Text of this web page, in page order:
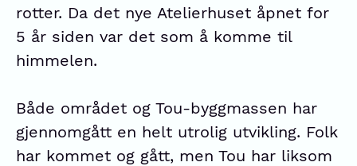
rotter. Da det nye Atelierhuset åpnet for
5 år siden var det som å komme til
himmelen.
Både området og Tou-byggmassen har
gjennomgått en helt utrolig utvikling. Folk
har kommet og gått, men Tou har liksom